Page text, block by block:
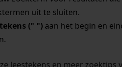
uit te sluiten.
(" ")aan het begin en
leestekens en meer zoektips